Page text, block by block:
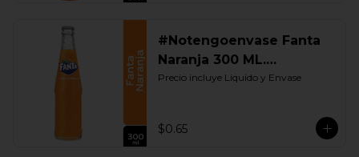
#Notengoenvase Fanta
Naranja 300 ML.
Retornable
Precio incluye Liquido y Envase
$0.65